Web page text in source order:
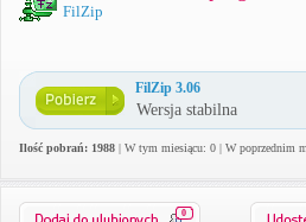
FilZip
FilZip 3.06
Wersja stabilna
Ilość pobrań: 1988 | W tym miesiącu: 0 | W poprzednim
0